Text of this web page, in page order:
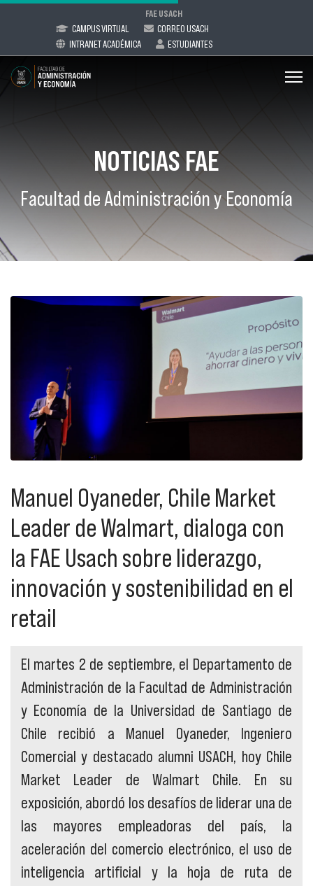
FAE USACH
CAMPUS VIRTUAL
CORREO USACH
INTRANET ACADÉMICA
ESTUDIANTES
NOTICIAS FAE
Facultad de Administración y Economía
Manuel Oyaneder, Chile Market
Leader de Walmart, dialoga con
la FAE Usach sobre liderazgo,
innovación y sostenibilidad en el
retail
El martes 2 de septiembre, el Departamento de
Administración de la Facultad de Administración
y Economía de la Universidad de Santiago de
Chile recibió a Manuel Oyaneder, Ingeniero
Comercial y destacado alumni USACH, hoy Chile
Market Leader de Walmart Chile. En su
exposición, abordó los desafíos de liderar una de
las mayores empleadoras del país, la
aceleración del comercio electrónico, el uso de
inteligencia artificial y la hoja de ruta de